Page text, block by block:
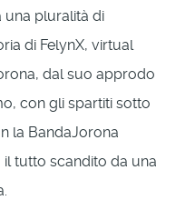
una pluralità di
di FelynX, virtual
dal suo approdo
con gli spartiti sotto
la BandaJorona
tutto scandito da una